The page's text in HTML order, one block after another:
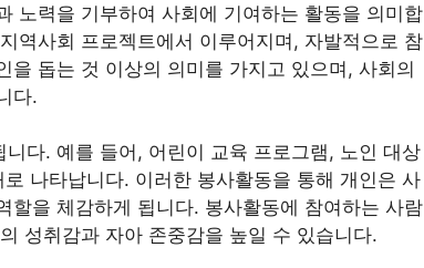
노력을 기부하여 사회에 기여하는 활동을 의미합
역사회 프로젝트에서 이루어지며, 자발적으로 참
돕는 것 이상의 의미를 가지고 있으며, 사회의
다.
다. 예를 들어, 어린이 교육 프로그램, 노인 대상
나타납니다. 이러한 봉사활동을 통해 개인은 사
할을 체감하게 됩니다. 봉사활동에 참여하는 사람
성취감과 자아 존중감을 높일 수 있습니다.